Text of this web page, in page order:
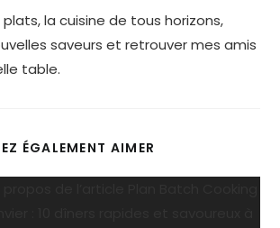
la cuisine de tous horizons,
saveurs et retrouver mes amis
table.
ÉGALEMENT AIMER